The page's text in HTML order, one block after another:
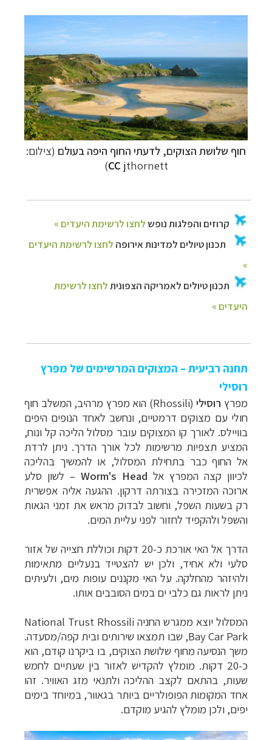
חוף שלושת הצוקים, לדעתי החוף היפה בעולם (צילום:
CC jthornett)
תחנה רביעית – המצוקים המרשימים של מפרץ
רוסילי
מפרץ רוסילי(
Rhossili) הוא מפרץ מרהיב, המשלב חוף
חולי עם מצוקים דרמטיים, ונחשב לאחד הנופים היפים
בוויילס. לאורך קו המצוקים עובר מסלול הליכה קל ונוח,
המציע תצפיות מרשימות לכל אורך הדרך. ניתן לרדת
אל החוף כבר בתחילת המסלול, או להמשיך בהליכה
לכיוון קצה המפרץ אל Worm's Head – לשון סלע
ארוכה המזכירה בצורתה דרקון. ההגעה אליה אפשרית
רק בשעות השפל, וחשוב לבדוק מראש את זמני הגאות
והשפל ולהקפיד לחזור לפני עליית המים.
הדרך אל האי אורכת כ-20 דקות וכוללת חצייה של אזור
סלעי ולא אחיד, ולכן יש להצטייד בנעליים מתאימות
ולהיזהר מהחלקה. על האי מקננים עופות מים, ולעיתים
ניתן לראות גם כלבי ים במים הסובבים אותו.
המסלול יוצא ממגרש החניה National Trust Rhossili
Bay Car Park, שבו תמצאו שירותים ובית קפה/מסעדה.
משך הנסיעה מחוף שלושת הצוקים, בו ביקרנו קודם, הוא
כ-20 דקות. מומלץ להקדיש לאזור בין שעתיים לחמש
שעות, בהתאם לקצב ההליכה ולתנאי מזג האוויר. זהו
אחד המקומות הפופולריים ביותר בגאוור, במיוחד בימים
יפים, ולכן מומלץ להגיע מוקדם.